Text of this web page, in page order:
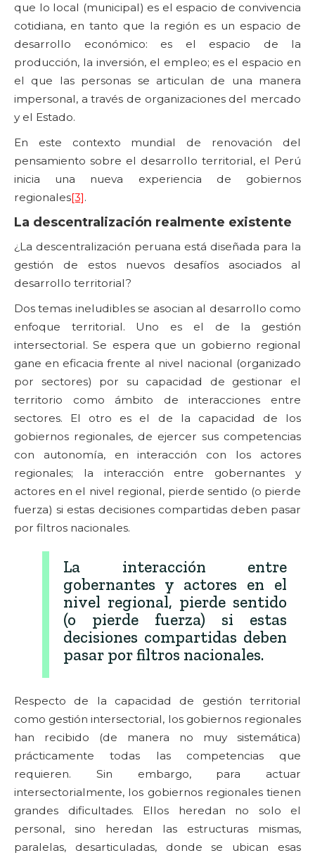
que lo local (municipal) es el espacio de convivencia
cotidiana, en tanto que la región es un espacio de
desarrollo económico: es el espacio de la
producción, la inversión, el empleo; es el espacio en
el que las personas se articulan de una manera
impersonal, a través de organizaciones del mercado
y el Estado.
En este contexto mundial de renovación del
pensamiento sobre el desarrollo territorial, el Perú
inicia una nueva experiencia de gobiernos
regionales[3].
La descentralización realmente existente
¿La descentralización peruana está diseñada para la
gestión de estos nuevos desafíos asociados al
desarrollo territorial?
Dos temas ineludibles se asocian al desarrollo como
enfoque territorial. Uno es el de la gestión
intersectorial. Se espera que un gobierno regional
gane en eficacia frente al nivel nacional (organizado
por sectores) por su capacidad de gestionar el
territorio como ámbito de interacciones entre
sectores. El otro es el de la capacidad de los
gobiernos regionales, de ejercer sus competencias
con autonomía, en interacción con los actores
regionales; la interacción entre gobernantes y
actores en el nivel regional, pierde sentido (o pierde
fuerza) si estas decisiones compartidas deben pasar
por filtros nacionales.
La interacción entre
gobernantes y actores en el
nivel regional, pierde sentido
(o pierde fuerza) si estas
decisiones compartidas deben
pasar por filtros nacionales.
Respecto de la capacidad de gestión territorial
como gestión intersectorial, los gobiernos regionales
han recibido (de manera no muy sistemática)
prácticamente todas las competencias que
requieren. Sin embargo, para actuar
intersectorialmente, los gobiernos regionales tienen
grandes dificultades. Ellos heredan no solo el
personal, sino heredan las estructuras mismas,
paralelas, desarticuladas, donde se ubican esas